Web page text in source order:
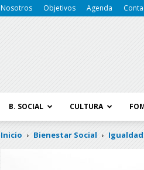
Nosotros Objetivos Agenda
B. SOCIAL CULTURA
Inicio Bienestar Social Igualdad